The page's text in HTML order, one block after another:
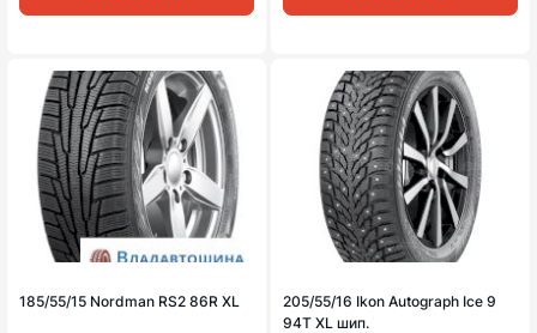
185/55/15 Nordman RS2 86R XL
205/55/16 Ikon Autograph Ice 9
94T XL шип.